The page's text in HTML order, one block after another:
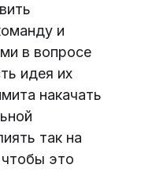
и
в вопросе
идея их
накачать
так на
чтобы это